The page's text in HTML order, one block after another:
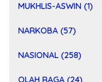
MUKHLIS-ASWIN (1)
NARKOBA (57)
NASIONAL (258)
OLAH RAGA (24)